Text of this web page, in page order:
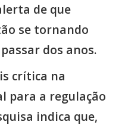
de que
se tornando
dos anos.
crítica na
para a regulação
indica que,